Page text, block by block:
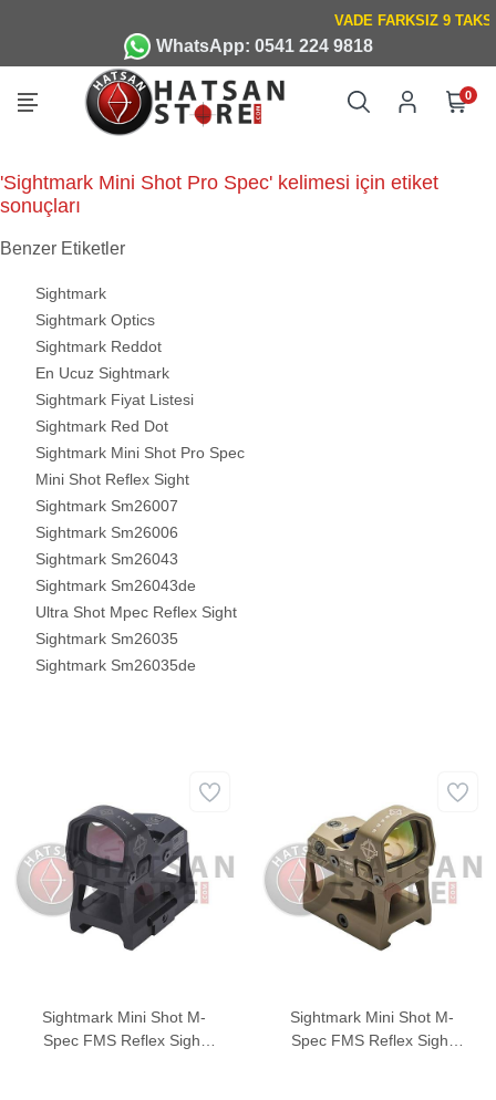
WhatsApp: 0541 224 9818
0
'Sightmark Mini Shot Pro Spec' kelimesi için etiket
sonuçları
Benzer Etiketler
Sightmark
Sightmark Optics
Sightmark Reddot
En Ucuz Sightmark
Sightmark Fiyat Listesi
Sightmark Red Dot
Sightmark Mini Shot Pro Spec
Mini Shot Reflex Sight
Sightmark Sm26007
Sightmark Sm26006
Sightmark Sm26043
Sightmark Sm26043de
Ultra Shot Mpec Reflex Sight
Sightmark Sm26035
Sightmark Sm26035de
Sightmark Mini Shot M-
Spec FMS Reflex Sight
Sightmark Mini Shot M-
Spec FMS Reflex Sight